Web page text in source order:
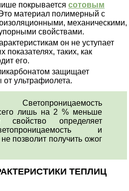
покрывается сотовым
материал полимерный с
механическими,
свойствами.
он не уступает
показателях, таких, как
его.
защищает
от ультрафиолета.
лишь на 2 % меньше
свойство определяет
и
позволит получить ожог
ТЕПЛИЦ